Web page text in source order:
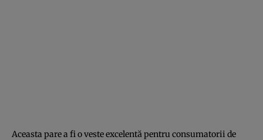
Aceasta pare a fi o veste excelentă pentru consumatorii de